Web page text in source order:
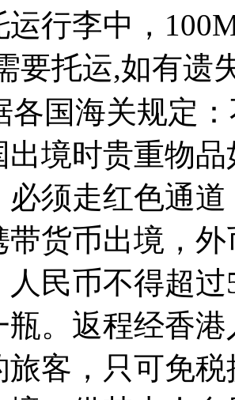
运行李中，
要托运,如有遗
各国海关规定
出境时贵重物
必须走红色通
带货币出境，
民币不得超
瓶。返程经香
旅客，只可免